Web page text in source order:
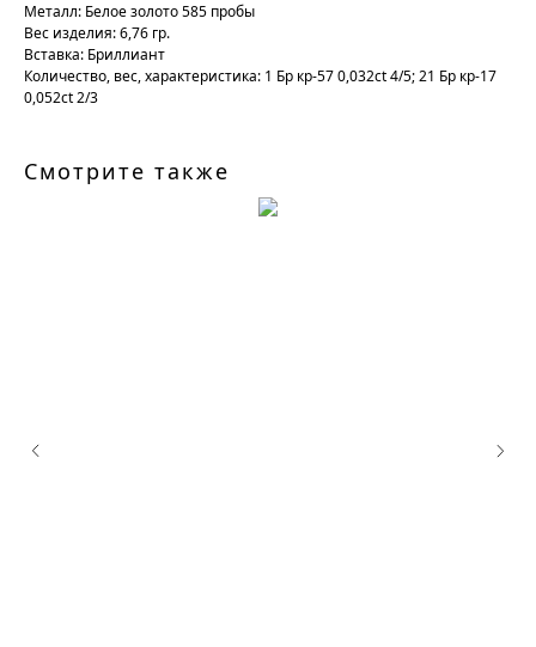
Металл: Белое золото 585 пробы
Вес изделия: 6,76 гр.
Вставка: Бриллиант
Количество, вес, характеристика: 1 Бр кр-57 0,032ct 4/5; 21 Бр кр-17
0,052ct 2/3
Смотрите также